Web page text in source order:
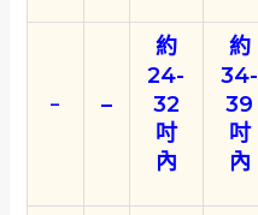
– –
約
24-
32
吋
內
約
34-
39
吋
內